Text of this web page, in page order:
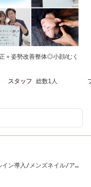
＋姿勢改善整体◎小顔/むく
スタッフ 総数1人
イン導入/メンズネイル/アス